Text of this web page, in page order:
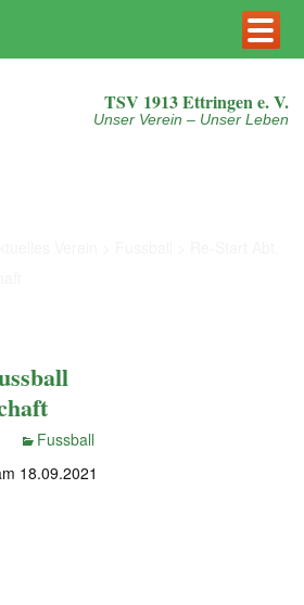
TSV 1913 Ettringen e. V.
Unser Verein – Unser Leben
Fussball
18.09.2021